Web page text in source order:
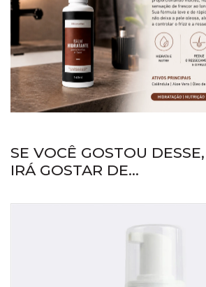
SE VOCÊ GOSTOU
IRÁ GOSTAR DE...